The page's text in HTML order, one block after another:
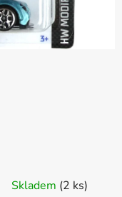
Skladem (2 ks)